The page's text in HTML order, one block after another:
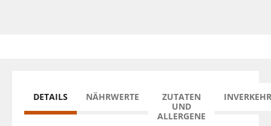
DETAILS NÄHRWERTE
ZUTATEN
UND
ALLERGENE